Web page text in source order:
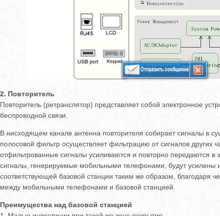
2. Повторитель
Повторитель (ретранслятор) представляет собой электронное
беспроводной связи.
В нисходящем канале антенна повторителя собирает сигналы в
полосовой фильтр осуществляет фильтрацию от сигналов других
отфильтрованные сигналы усиливаются и повторно передаются
сигналы, генерируемые мобильными телефонами, будут усилены
соответствующей базовой станции таким же образом, благодаря
между мобильными телефонами и базовой станцией.
Преимущества над базовой станцией